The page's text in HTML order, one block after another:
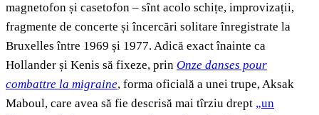
magnetofon și casetofon – sînt acolo schițe, improvizații,
fragmente de concerte și încercări solitare înregistrate la
Bruxelles între 1969 și 1977. Adică exact înainte ca
Hollander și Kenis să fixeze, prin Onze danses pour
combattre la migraine, forma oficială a unei trupe, Aksak
Maboul, care avea să fie descrisă mai tîrziu drept „un